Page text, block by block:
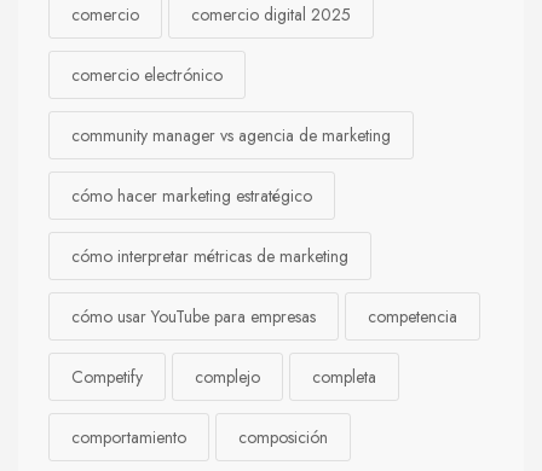
comercio comercio digital 2025
comercio electrónico
community manager vs agencia de marketing
cómo hacer marketing estratégico
cómo interpretar métricas de marketing
cómo usar YouTube para empresas competencia
Competify complejo completa
comportamiento composición